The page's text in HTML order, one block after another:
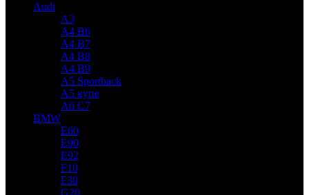
Audi
A3
A4 B6
A4 B7
A4 B8
A4 B9
A5 Sportback
A5 купе
A6 C7
BMW
E60
E90
E92
F10
F30
G20